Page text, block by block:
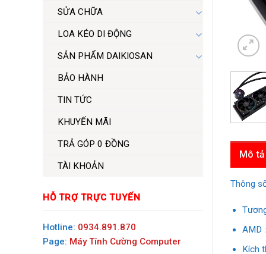
SỬA CHỮA
LOA KÉO DI ĐỘNG
SẢN PHẨM DAIKIOSAN
BẢO HÀNH
TIN TỨC
KHUYẾN MÃI
TRẢ GÓP 0 ĐỒNG
TÀI KHOẢN
HỖ TRỢ TRỰC TUYẾN
Hotline: 0934.891.870
Page: Máy Tính Cường Computer
Mô tả
Thông
AMD
Kích